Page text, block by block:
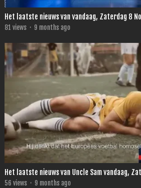
Het laatste nieuws van vandaag, Zaterdag 8
81 views · 9 months ago
Het laatste nieuws van Uncle Sam vandaag,
56 views · 9 months ago